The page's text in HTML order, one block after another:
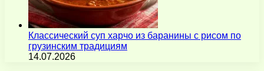
Классический суп харчо из баранины с рисом по
грузинским традициям
14.07.2026